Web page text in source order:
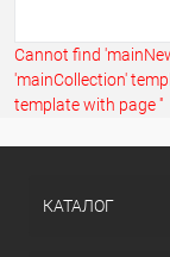
Cannot find
'mainCollection'
template with page ''
КАТАЛОГ